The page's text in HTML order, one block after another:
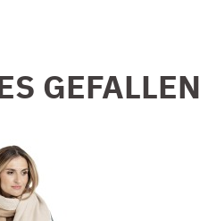
GEFALLEN